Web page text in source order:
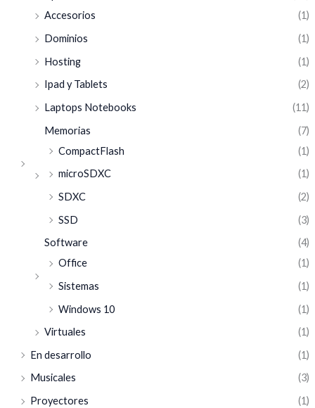
Accesorios
(1)
Dominios
(1)
Hosting
(1)
Ipad y Tablets
(2)
Laptops Notebooks
(11)
Memorias
(7)
CompactFlash
(1)
microSDXC
(1)
SDXC
(2)
SSD
(3)
Software
(4)
Office
(1)
Sistemas
(1)
Windows 10
(1)
Virtuales
(1)
En desarrollo
(1)
Musicales
(3)
Proyectores
(1)